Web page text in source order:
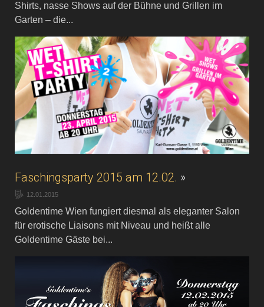
Shirts, nasse Shows auf der Bühne und Grillen im
Garten – die...
Faschingsparty 2015 am 12.02. »
12.01.2015
Goldentime Wien fungiert diesmal als eleganter Salon
für erotische Liaisons mit Niveau und heißt alle
Goldentime Gäste bei...